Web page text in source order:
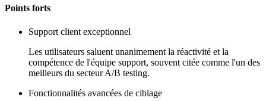
Points forts
Support client exceptionnel
Les utilisateurs saluent unanimement la réactivité et la
compétence de l'équipe support, souvent citée comme l'un des
meilleurs du secteur A/B testing.
Fonctionnalités avancées de ciblage